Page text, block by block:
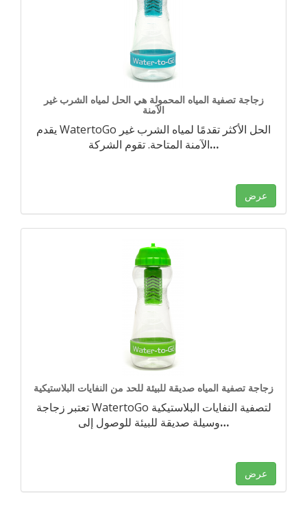
زجاجة تصفية المياه المحمولة هي الحل لمياه الشرب غير
الآمنة
يقدم WatertoGo الحل الأكثر تقدمًا لمياه الشرب غير
الآمنة المتاحة. تقوم الشركة…
عرض
زجاجة تصفية المياه صديقة للبيئة للحد من النفايات البلاستيكية
تعتبر زجاجة WatertoGo لتصفية النفايات البلاستيكية
وسيلة صديقة للبيئة للوصول إلى…
عرض